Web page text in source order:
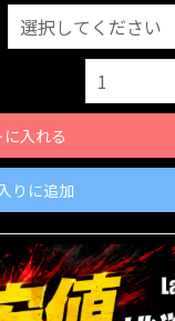
入れる
りに追加